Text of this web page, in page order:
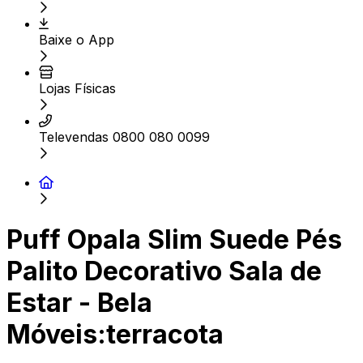
Baixe o App
Lojas Físicas
Televendas 0800 080 0099
Puff Opala Slim Suede Pés
Palito Decorativo Sala de
Estar - Bela
Móveis:terracota